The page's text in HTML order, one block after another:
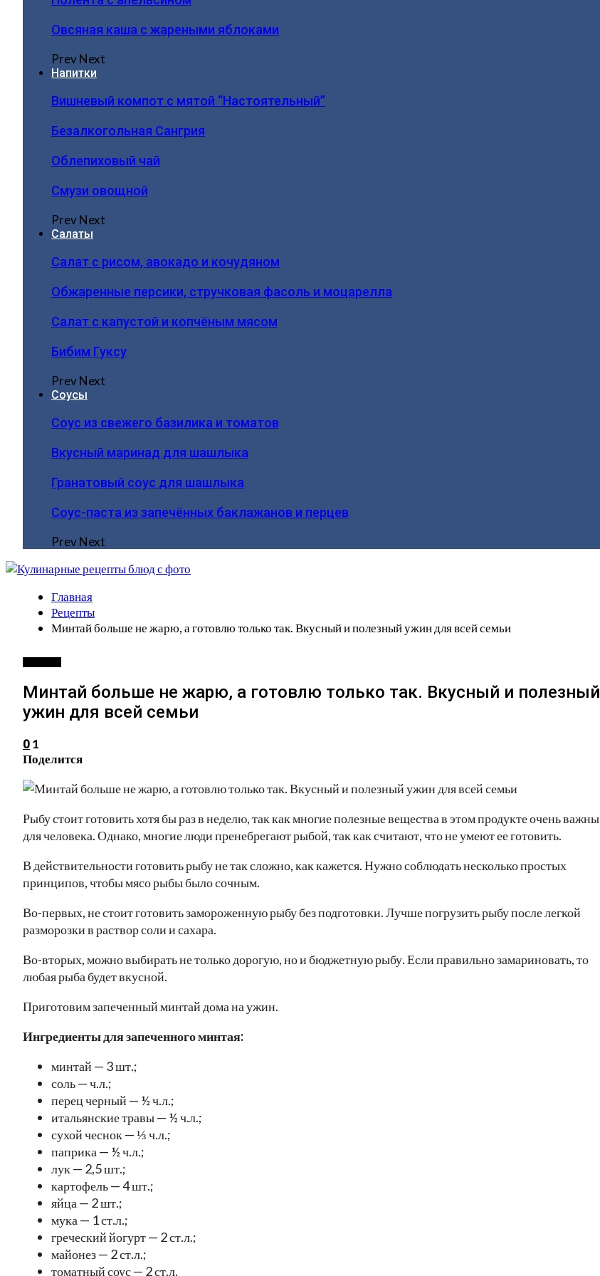
Овсяная каша с жареными яблоками
PrevNext
Напитки
Вишневый компот с мятой “Настоятельный”
Безалкогольная Сангрия
Облепиховый чай
Смузи овощной
PrevNext
Салаты
Салат с рисом, авокадо и кочудяном
Обжаренные персики, стручковая фасоль и моцарелла
Салат с капустой и копчёным мясом
Бибим Гуксу
PrevNext
Соусы
Соус из свежего базилика и томатов
Вкусный маринад для шашлыка
Гранатовый соус для шашлыка
Соус-паста из запечённых баклажанов и перцев
PrevNext
Главная
Рецепты
Минтай больше не жарю, а готовлю только так. Вкусный и полезный ужин для всей семьи
Минтай больше не жарю, а готовлю только так. Вкусный и полезный
ужин для всей семьи
0 1
Поделится
Рыбу стоит готовить хотя бы раз в неделю, так как многие полезные вещества в этом продукте очень важны
для человека. Однако, многие люди пренебрегают рыбой, так как считают, что не умеют ее готовить.
В действительности готовить рыбу не так сложно, как кажется. Нужно соблюдать несколько простых
принципов, чтобы мясо рыбы было сочным.
Во-первых, не стоит готовить замороженную рыбу без подготовки. Лучше погрузить рыбу после легкой
разморозки в раствор соли и сахара.
Во-вторых, можно выбирать не только дорогую, но и бюджетную рыбу. Если правильно замариновать, то
любая рыба будет вкусной.
Приготовим запеченный минтай дома на ужин.
Ингредиенты для запеченного минтая:
минтай — 3 шт.;
соль — ч.л.;
перец черный — ½ ч.л.;
итальянские травы — ½ ч.л.;
сухой чеснок — ⅓ ч.л.;
паприка — ½ ч.л.;
лук — 2,5 шт.;
картофель — 4 шт.;
яйца — 2 шт.;
мука — 1 ст.л.;
греческий йогурт — 2 ст.л.;
майонез — 2 ст.л.;
томатный соус — 2 ст.л.